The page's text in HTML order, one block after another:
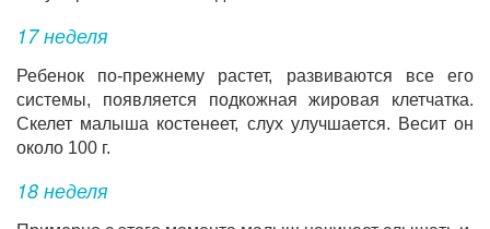
17 неделя
Ребенок по-прежнему растет, развиваются все его
системы, появляется подкожная жировая клетчатка.
Скелет малыша костенеет, слух улучшается. Весит он
около 100 г.
18 неделя